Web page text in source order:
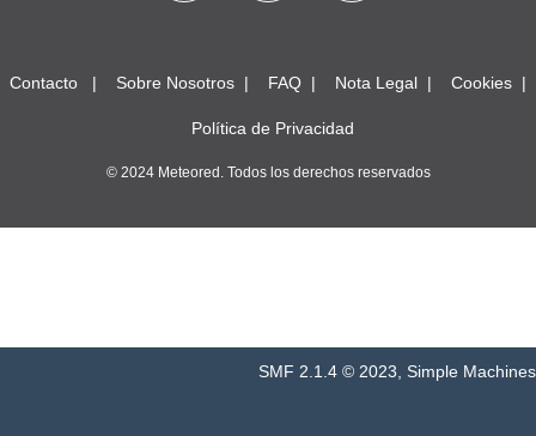
Contacto Sobre Nosotros FAQ Nota Legal Cookies
Política de Privacidad
© 2024 Meteored. Todos los derechos reservados
SMF 2.1.4 © 2023 Simple Machines